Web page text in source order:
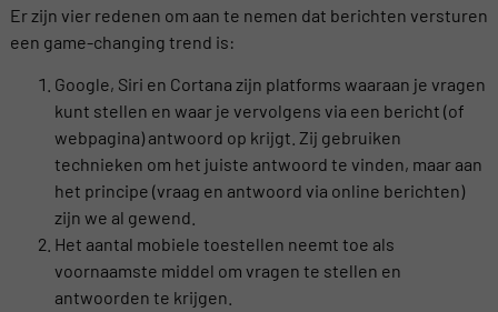
Er zijn vier redenen om aan te nemen dat berichten versturen
een game-changing trend is:
Google, Siri en Cortana zijn platforms waaraan je vragen
kunt stellen en waar je vervolgens via een bericht (of
webpagina) antwoord op krijgt. Zij gebruiken
technieken om het juiste antwoord te vinden, maar aan
het principe (vraag en antwoord via online berichten)
zijn we al gewend.
Het aantal mobiele toestellen neemt toe als
voornaamste middel om vragen te stellen en
antwoorden te krijgen.